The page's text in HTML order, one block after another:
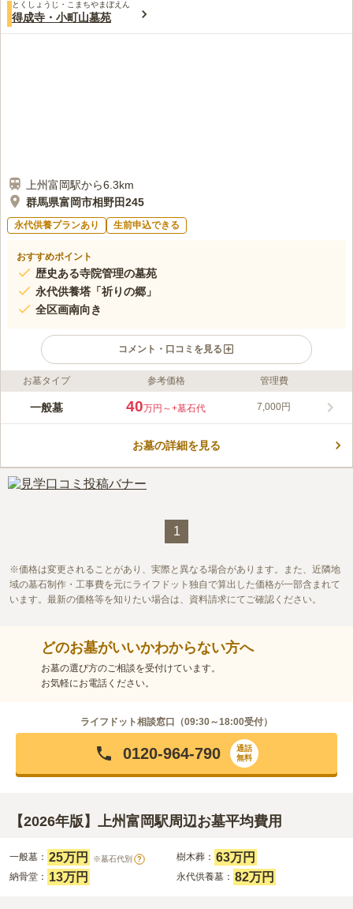
とくしょうじ・こまちやまぼえん
得成寺・小町山墓苑
上州富岡駅から6.3km
群馬県富岡市相野田245
永代供養プランあり 生前申込できる
おすすめポイント
歴史ある寺院管理の墓苑
永代供養塔「祈りの郷」
全区画南向き
コメント・口コミを見る
ライフドット編集部のコメント
レンガ調の参道で花や緑が溢れる光景はまるで公園のようです。
れ、その後に合葬されるシステムです。 最初から納骨すること
ガラ藤園があるので、藤の見頃に併せて訪れるのもおすすめで
す。
口コミ評価
お墓タイプ 参考価格 管理費
一般墓 40万円～+墓石代 7,000円
お墓の詳細を見る
1
価格は変更されることがあり、実際と異なる場合があります。また、近隣地
域の墓石制作・工事費を元にライフドット独自で算出した価格が一部含まれて
います。最新の価格等を知りたい場合は、資料請求にてご確認ください。
どのお墓がいいかわからない方へ
お墓の選び方のご相談を受付けています。
お気軽にお電話ください。
ライフドット相談窓口（09:30～18:00受付）
0120-964-790
通話
無料
【2026年版】上州富岡駅周辺お墓平均費用
一般墓： 25万円 ※墓石代別 ? 樹木葬： 63万円
納骨堂： 13万円 永代供養墓： 82万円